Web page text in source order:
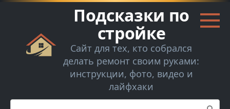
Перейти
Подсказки по
стройке
Сайт для тех, кто собрался
делать ремонт своим руками:
инструкции, фото, видео и
лайфхаки
Поиск: